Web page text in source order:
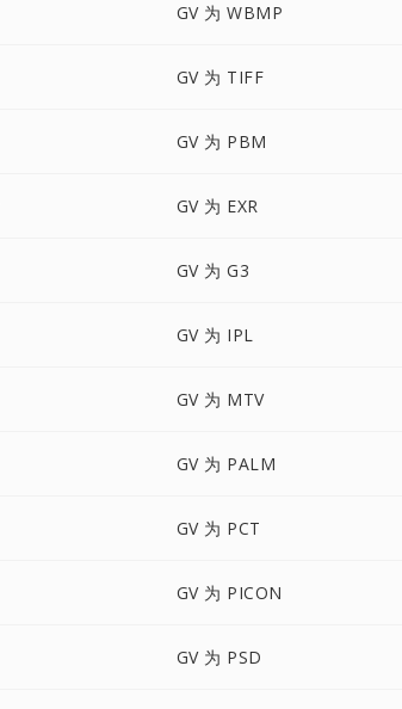
GV 为 WBMP
GV 为 TIFF
GV 为 PBM
GV 为 EXR
GV 为 G3
GV 为 IPL
GV 为 MTV
GV 为 PALM
GV 为 PCT
GV 为 PICON
GV 为 PSD